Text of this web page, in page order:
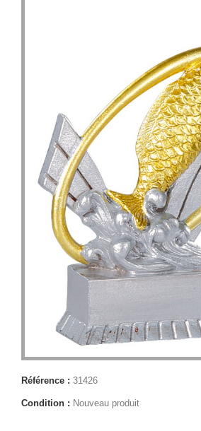
Référence : 31426
Condition : Nouveau produit